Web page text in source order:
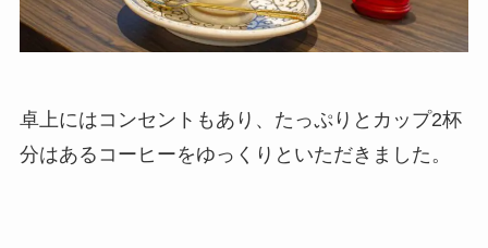
卓上にはコンセントもあり、たっぷりとカップ2杯
分はあるコーヒーをゆっくりといただきました。